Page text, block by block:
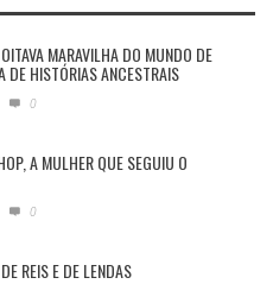
MARAVILHA DO MUNDO DE
DE HISTÓRIAS ANCESTRAIS
0
A MULHER QUE SEGUIU O
0
REIS E DE LENDAS